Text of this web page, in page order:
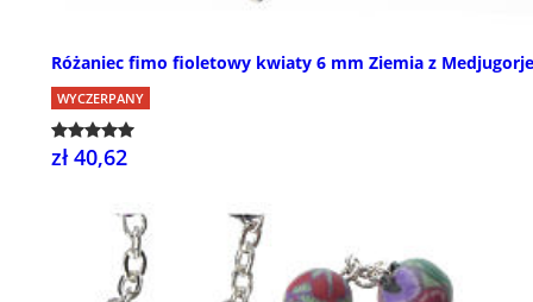
Różaniec fimo fioletowy kwiaty 6 mm Ziemia z Medjugorje
WYCZERPANY
zł 40,62